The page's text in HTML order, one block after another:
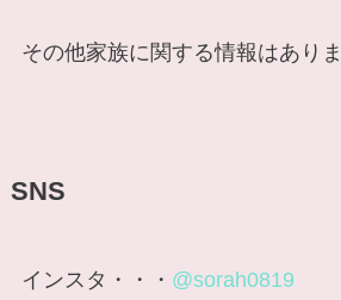
その他家族に関する情報はあり
SNS
インスタ・・・ @sorah0819